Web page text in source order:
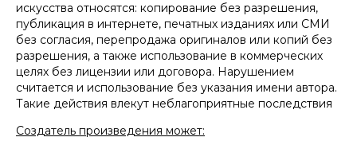
искусства относятся: копирование без разрешения,
публикация в интернете, печатных изданиях или СМИ
без согласия, перепродажа оригиналов или копий без
разрешения, а также использование в коммерческих
целях без лицензии или договора. Нарушением
считается и использование без указания имени автора.
Такие действия влекут неблагоприятные последствия
Создатель произведения может:
Отправить
Нажимая кнопку «Отправить», вы даете согласие на
обработку персональных данных в соответствии с
политикойобработки персональных данных